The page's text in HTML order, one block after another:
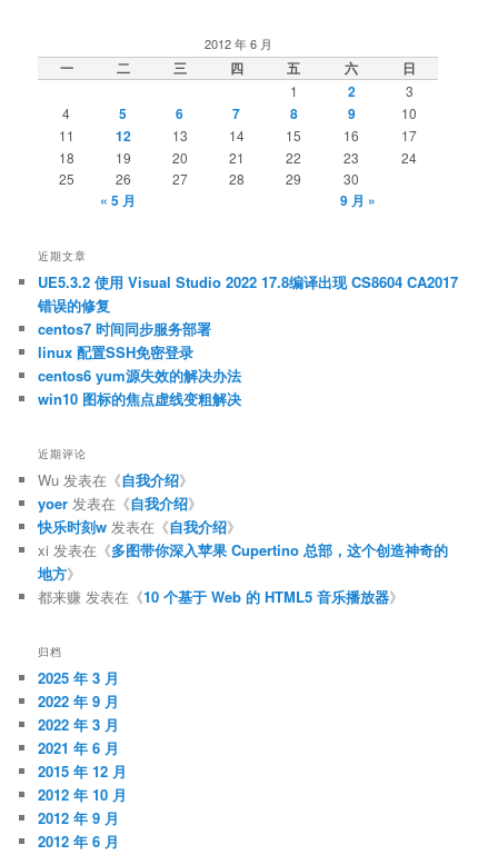
2012 年 6 月
一 二 三 四 五 六 日
1 2
3
4
5 6 7 8 9
10
11
12 13 14 15 16
17
18
19 20 21 22 23
24
25
26 27 28 29 30
« 5 月 9 月 »
近期文章
UE5.3.2 使用 Visual Studio 2022 17.8编译出现 CS8604 CA2017
错误的修复
centos7 时间同步服务部署
linux 配置SSH免密登录
centos6 yum源失效的解决办法
win10 图标的焦点虚线变粗解决
近期评论
Wu 发表在《自我介绍》
yoer 发表在《自我介绍》
快乐时刻w 发表在《自我介绍》
xi 发表在《多图带你深入苹果 Cupertino 总部，这个创造神奇的
地方》
都来赚 发表在《10 个基于 Web 的 HTML5 音乐播放器》
归档
2025 年 3 月
2022 年 9 月
2022 年 3 月
2021 年 6 月
2015 年 12 月
2012 年 10 月
2012 年 9 月
2012 年 6 月